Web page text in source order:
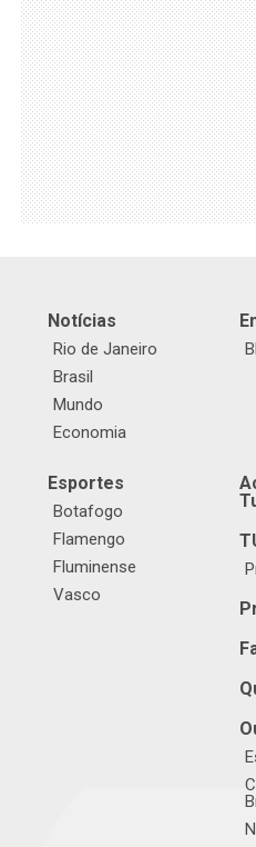
Notícias
Rio de Janeiro
Brasil
Mundo
Economia
Esportes
Botafogo
Flamengo
Fluminense
Vasco